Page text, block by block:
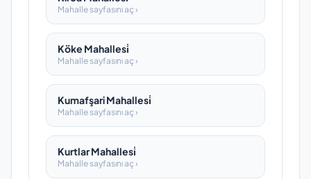
Mahalle sayfasını aç ›
Köke Mahallesi̇
Mahalle sayfasını aç ›
Kumafşari Mahallesi̇
Mahalle sayfasını aç ›
Kurtlar Mahallesi̇
Mahalle sayfasını aç ›